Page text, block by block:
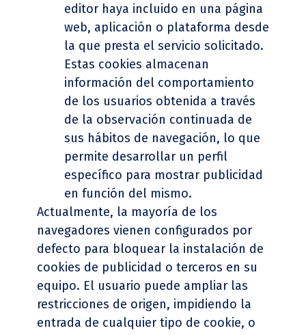
editor haya incluido en una página
web, aplicación o plataforma desde
la que presta el servicio solicitado.
Estas cookies almacenan
información del comportamiento
de los usuarios obtenida a través
de la observación continuada de
sus hábitos de navegación, lo que
permite desarrollar un perfil
específico para mostrar publicidad
en función del mismo.
Actualmente, la mayoría de los
navegadores vienen configurados por
defecto para bloquear la instalación de
cookies de publicidad o terceros en su
equipo. El usuario puede ampliar las
restricciones de origen, impidiendo la
entrada de cualquier tipo de cookie, o